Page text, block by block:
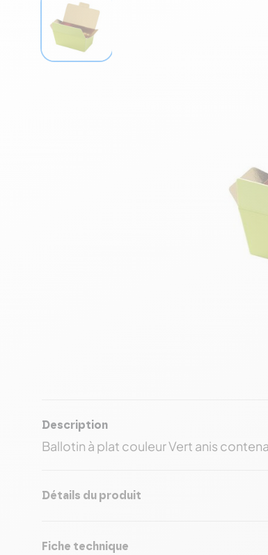
Description
Ballotin à plat couleur Vert anis
Détails du produit
Fiche technique